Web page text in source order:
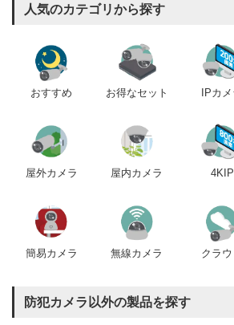
人気のカテゴリから探す
おすすめ お得なセット IPカ
屋外カメラ 屋内カメラ 4KIP
簡易カメラ 無線カメラ クラウ
防犯カメラ以外の製品を探す